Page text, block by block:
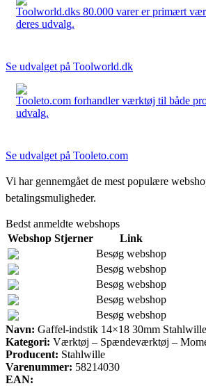
Toolworld.dks 80.000 varer er primært
deres udvalg.
Se udvalget på Toolworld.dk
Tooleto.com forhandler værktøj til både
udvalg.
Se udvalget på Tooleto.com
Vi har gennemgået de mest populære
betalingsmuligheder.
Bedst anmeldte webshops
Webshop Stjerner
Link
Besøg webshop
Besøg webshop
Besøg webshop
Besøg webshop
Besøg webshop
Navn: Gaffel-indstik 14×18 30mm
Kategori: Værktøj – Spændeværktøj –
Producent: Stahlwille
Varenummer: 58214030
EAN: